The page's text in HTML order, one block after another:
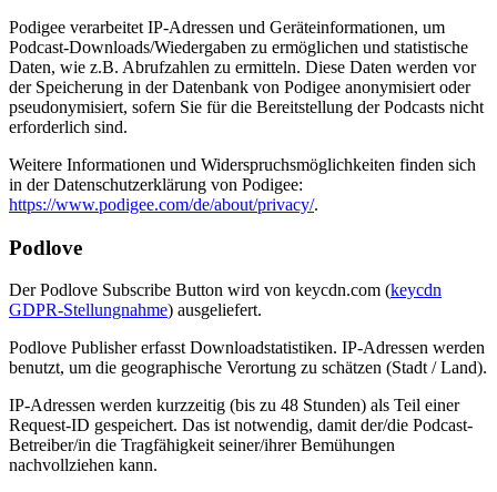
Podigee verarbeitet IP-Adressen und Geräteinformationen, um
Podcast-Downloads/Wiedergaben zu ermöglichen und statistische
Daten, wie z.B. Abrufzahlen zu ermitteln. Diese Daten werden vor
der Speicherung in der Datenbank von Podigee anonymisiert oder
pseudonymisiert, sofern Sie für die Bereitstellung der Podcasts nicht
erforderlich sind.
Weitere Informationen und Widerspruchsmöglichkeiten finden sich
in der Datenschutzerklärung von Podigee:
https://www.podigee.com/de/about/privacy/.
Podlove
Der Podlove Subscribe Button wird von keycdn.com (keycdn
GDPR-Stellungnahme) ausgeliefert.
Podlove Publisher erfasst Downloadstatistiken. IP-Adressen werden
benutzt, um die geographische Verortung zu schätzen (Stadt / Land).
IP-Adressen werden kurzzeitig (bis zu 48 Stunden) als Teil einer
Request-ID gespeichert. Das ist notwendig, damit der/die Podcast-
Betreiber/in die Tragfähigkeit seiner/ihrer Bemühungen
nachvollziehen kann.